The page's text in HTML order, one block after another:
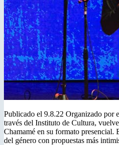
Publicado el 9.8.22 Organizado por
través del Instituto de Cultura,
Chamamé en su formato presencial.
del género con propuestas más